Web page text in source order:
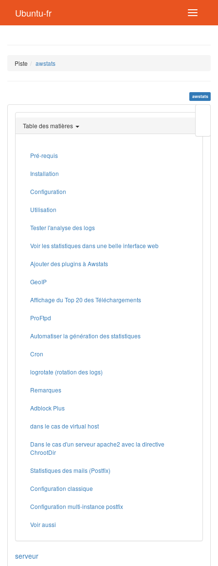
Ubuntu-fr
Piste awstats
awstats
page
Table des matières
Pré-requis
Installation
Configuration
Utilisation
Tester l'analyse des logs
Voir les statistiques dans une belle interface web
Ajouter des plugins à Awstats
GeoIP
Affichage du Top 20 des Téléchargements
ProFtpd
Automatiser la génération des statistiques
Cron
logrotate (rotation des logs)
Remarques
Adblock Plus
dans le cas de virtual host
Dans le cas d'un serveur apache2 avec la directive
ChrootDir
Statistiques des mails (Postfix)
Configuration classique
Configuration multi-instance postfix
Voir aussi
serveur